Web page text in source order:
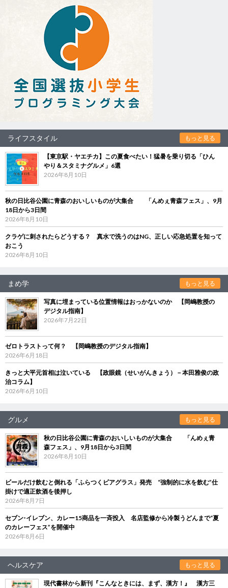
ライフスタイル もっと見る
【東京駅・ヤエチカ】この夏食べたい！猛暑を乗り切る「ひん
やり＆スタミナグルメ」6選
2026年8月10日
秋の日比谷公園に青森のおいしいものが大集合 「んめぇ青森フェス」、9月
18日から3日間
2026年8月10日
クラゲに刺されたらどうする？ 真水で洗うのはNG、正しい応急処置を知って
おこう
2026年8月10日
まめ学 もっと見る
写真に埋まっている位置情報はおっかないのか 【岡嶋教授の
デジタル指南】
2026年7月22日
ゼロトラストって何？ 【岡嶋教授のデジタル指南】
2026年6月18日
きっと大平元首相は泣いている 【政眼鏡（せいがんきょう）－本田雅俊の政
治コラム】
2026年6月10日
グルメ もっと見る
秋の日比谷公園に青森のおいしいものが大集合 「んめぇ青
森フェス」、9月18日から3日間
2026年8月10日
ビールだけ飲むと倒れる「ふらつくビアグラス」発売 “強制的に水を飲む”仕
掛けで適正飲酒を後押し
2026年8月7日
セブン‐イレブン、カレー15商品を一斉投入 名店監修から冷製うどんまで“夏
のカレーフェス”を開催中
2026年8月6日
ヘルスケア もっと見る
現代書林から新刊『こんなときには、まず、漢方！』 漢方三